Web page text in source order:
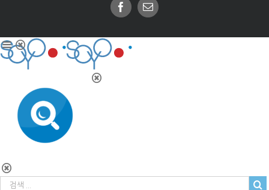
Facebook
Email